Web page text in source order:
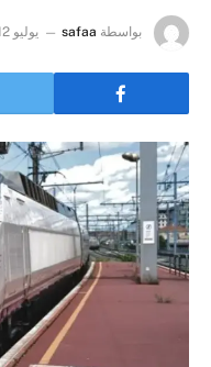
بواسطة safaa يوليو 12, 2023